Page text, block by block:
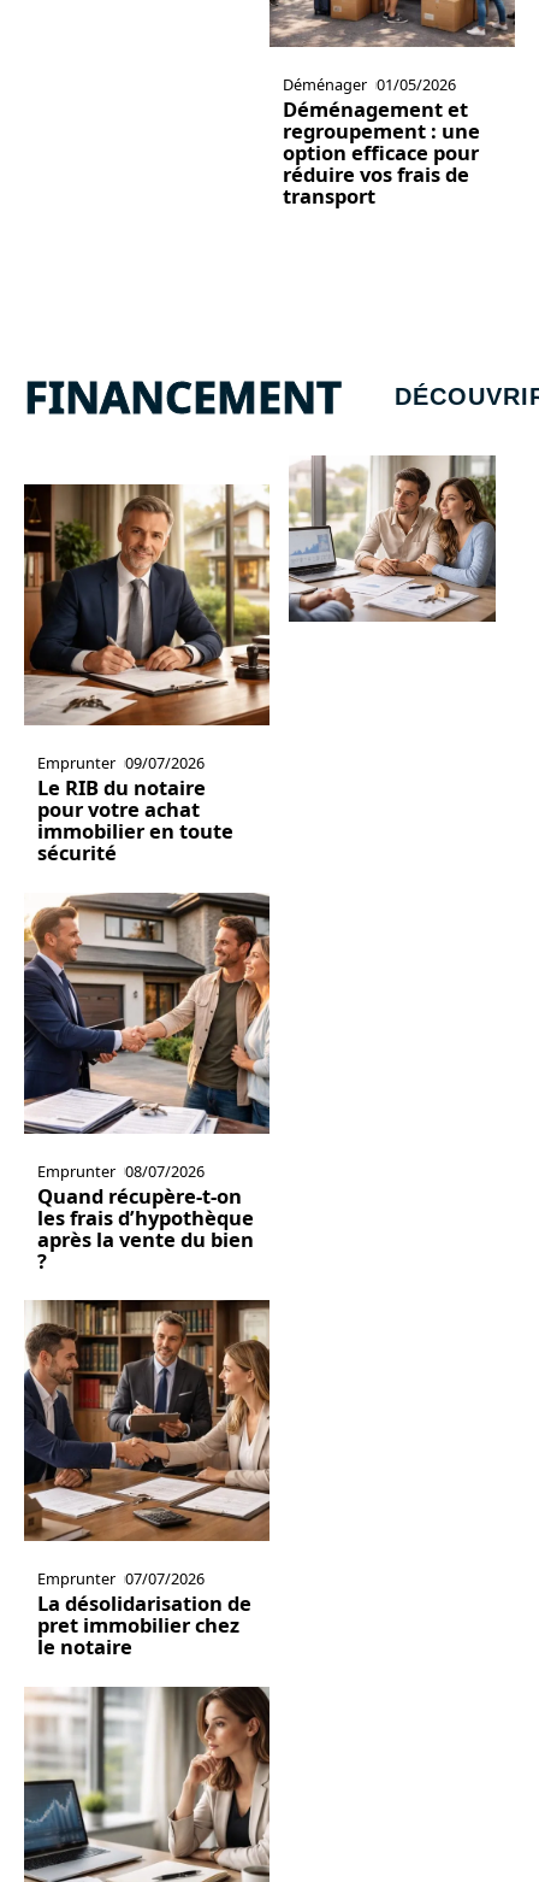
Déménager 01/05/2026
Déménagement et
regroupement : une
option efficace pour
réduire vos frais de
transport
FINANCEMENT
Emprunter 09/07/2026
Le RIB du notaire
pour votre achat
immobilier en toute
sécurité
Emprunter 08/07/2026
Quand récupère-t-on
les frais d’hypothèque
après la vente du bien
?
Emprunter 07/07/2026
La désolidarisation de
pret immobilier chez
le notaire